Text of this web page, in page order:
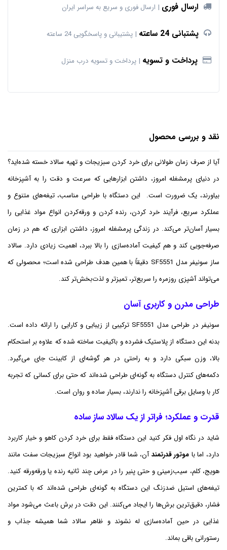
ارسال فوری ارسال فوری و سریع به سراسر ایران
پشتبانی 24 ساعته پشتیبانی و پاسخگویی 24 ساعته
پرداخت و تسویه پرداخت و تسویه درب منزل
نقد و بررسی محصول
آیا از صرف زمان طولانی برای خرد کردن سبزیجات و تهیه سالاد خسته شده‌اید؟
در دنیای پرمشغله امروز، داشتن ابزارهایی که سرعت و دقت را به آشپزخانه
بیاورند، یک ضرورت است. این دستگاه با طراحی مناسب، تیغه‌های متنوع و
عملکرد سریع، فرآیند خرد کردن، رنده کردن و ورقه‌کردن انواع مواد غذایی را
بسیار آسان‌تر می‌کند. در زندگی پرمشغله امروز، داشتن ابزاری که هم در زمان
صرفه‌جویی کند و هم کیفیت آماده‌سازی را بالا ببرد، اهمیت زیادی دارد. سالاد
ساز سونیفر مدل SF5551 دقیقاً با همین هدف طراحی شده است؛ محصولی که
می‌تواند آشپزی روزمره را سریع‌تر، تمیزتر و لذت‌بخش‌تر کند.
طراحی مدرن و کاربری آسان
سونیفر در طراحی مدل SF5551 ترکیبی از زیبایی و کارایی را ارائه داده است.
بدنه این دستگاه از پلاستیک فشرده و باکیفیت ساخته شده که علاوه بر استحکام
بالا، وزن سبکی دارد و به راحتی در هر گوشه‌ای از کابینت جای می‌گیرد.
دکمه‌های کنترل دستگاه به گونه‌ای طراحی شده‌اند که حتی برای کسانی که تجربه
کار با وسایل برقی آشپزخانه را ندارند، بسیار ساده و روان است.
قدرت و عملکرد؛ فراتر از یک سالاد ساز ساده
شاید در نگاه اول فکر کنید این دستگاه فقط برای خرد کردن کاهو و خیار کاربرد
دارد، اما با موتور قدرتمندآن، شما قادر خواهید بود انواع سبزیجات سفت مانند
هویج، کلم، سیب‌زمینی و حتی پنیر را در عرض چند ثانیه رنده یا ورقه‌ورقه کنید.
تیغه‌های استیل ضدزنگ این دستگاه به گونه‌ای طراحی شده‌اند که با کمترین
فشار، دقیق‌ترین برش‌ها را ایجاد می‌کنند. این دقت در برش باعث می‌شود مواد
غذایی در حین آماده‌سازی له نشوند و ظاهر سالاد شما همیشه جذاب و
رستورانی باقی بماند.